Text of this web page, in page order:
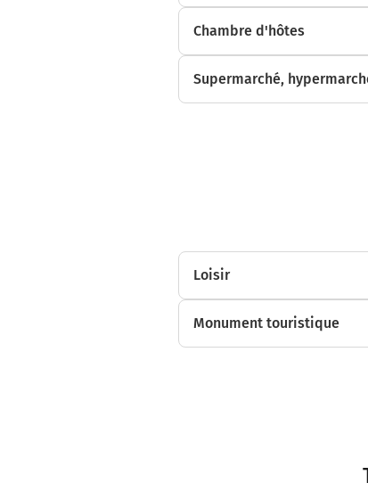
Chambre d'hôtes
Supermarché,
Loisir
Monument touristique